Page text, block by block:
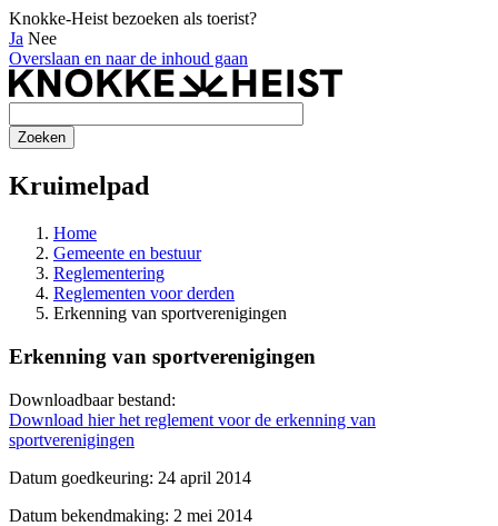
Knokke-Heist bezoeken als toerist?
Ja Nee
Overslaan en naar de inhoud gaan
Kruimelpad
Home
Gemeente en bestuur
Reglementering
Reglementen voor derden
Erkenning van sportverenigingen
Erkenning van sportverenigingen
Downloadbaar bestand:
Download hier het reglement voor de erkenning van
sportverenigingen
Datum goedkeuring: 24 april 2014
Datum bekendmaking: 2 mei 2014